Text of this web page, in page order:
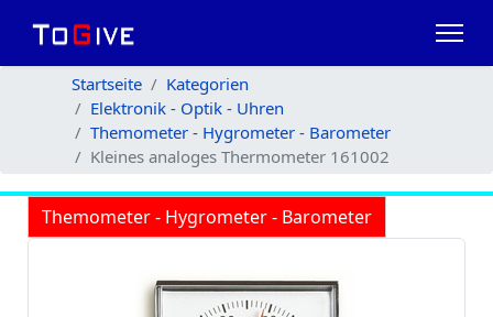
Startseite
Kategorien
Elektronik - Optik - Uhren
Themometer - Hygrometer - Barometer
Kleines analoges Thermometer 161002
Themometer - Hygrometer - Barometer